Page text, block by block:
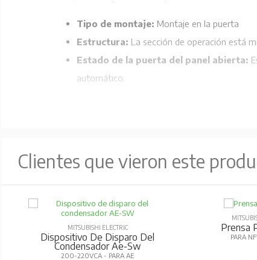
Tipo de montaje: Montaje en la puerta
Estructura: La sección de operación está
Estado de la puerta del panel abierta:
automático.
Clientes que vieron este
MITSUBISHI ELECTRIC
Dispositivo De Disparo Del
Condensador Ae-Sw
200-220VCA - PARA AE
Prensa
PARA